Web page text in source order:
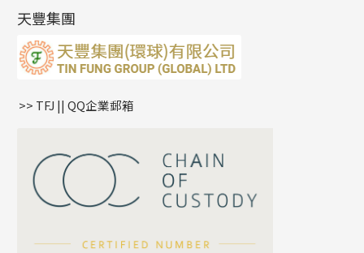
雙十字鏈系列
水波鏈系列
蛇骨鏈系列
鏈尾系列
嘴唇鏈系列
S車花鏈系列
珍珠鏈系列
坦克鏈系列
滿天星鏈系列
耳環扣系列
耳綫/耳鈎系列
耳環爪頭
耳環
字母吊墜
相盒吊墜
項鏈吊墜
生肖吊墜
星座吊墜
珠扣
天豐集團
>> TFJ || QQ企業郵箱